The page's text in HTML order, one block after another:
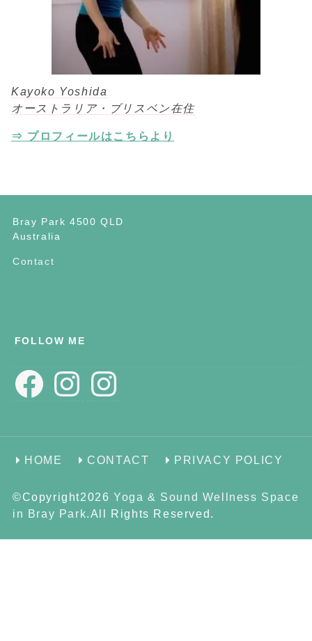
Kayoko Yoshida
オーストラリア・ブリスベン在住
⇒ プロフィールはこちらより
Bray Park 4500 QLD
Australia
Contact
FOLLOW ME
FacebookInstagramInstagram
HOME CONTACT PRIVACY POLICY
©Copyright2026 Yoga & Sound Wellness Space
in Bray Park.All Rights Reserved.